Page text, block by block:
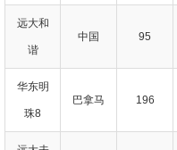
远大和
谐
中国 95
华东明
珠8
巴拿马 196